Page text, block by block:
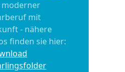
moderner
mit
- nähere
finden sie hier: